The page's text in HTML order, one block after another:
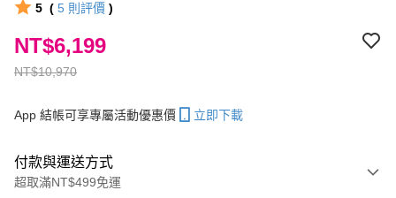
5 ( 5 則評價 )
NT$10,970
NT$6,199
App 結帳可享專屬活動優惠價 立即下載
付款與運送方式
超取滿NT$499免運